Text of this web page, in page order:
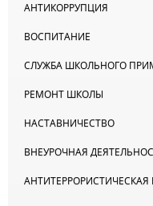
АНТИКОРРУПЦИЯ
ВОСПИТАНИЕ
СЛУЖБА ШКОЛЬНОГО
РЕМОНТ ШКОЛЫ
НАСТАВНИЧЕСТВО
ВНЕУРОЧНАЯ